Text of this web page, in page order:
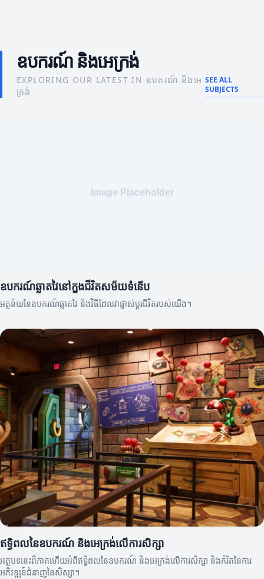
ឧបករណ៍ និងអេក្រង់
EXPLORING OUR LATEST IN ឧបករណ៍ និងអេ
ក្រង់
SEE ALL
SUBJECTS
ឧបករណ៍ឆ្លាតវៃនៅក្នុងជីវិតសម័យទំនើប
អត្ថន័យនៃឧបករណ៍ឆ្លាតវៃ និងវិធីដែលវាផ្លាស់ប្តូរជីវិតរបស់យើង។
ឥទ្ធិពលនៃឧបករណ៍ និងអេក្រង់លើការសិក្សា
អត្ថបទនេះពិភាគហើយអំពីឥទ្ធិពលនៃឧបករណ៍ និងអេក្រង់លើការសិក្សា និងកំរិតនៃការ
អភិវឌ្ឍន៍ជំនាញនៃសិស្សា។